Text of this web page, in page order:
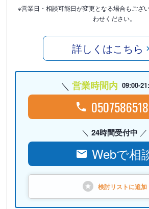
※営業日・相談可能日が変更となる場合もござ
わせください。
詳しくはこちら
営業時間内 09:00-
24時間受付中
Webで相
検討リストに追加